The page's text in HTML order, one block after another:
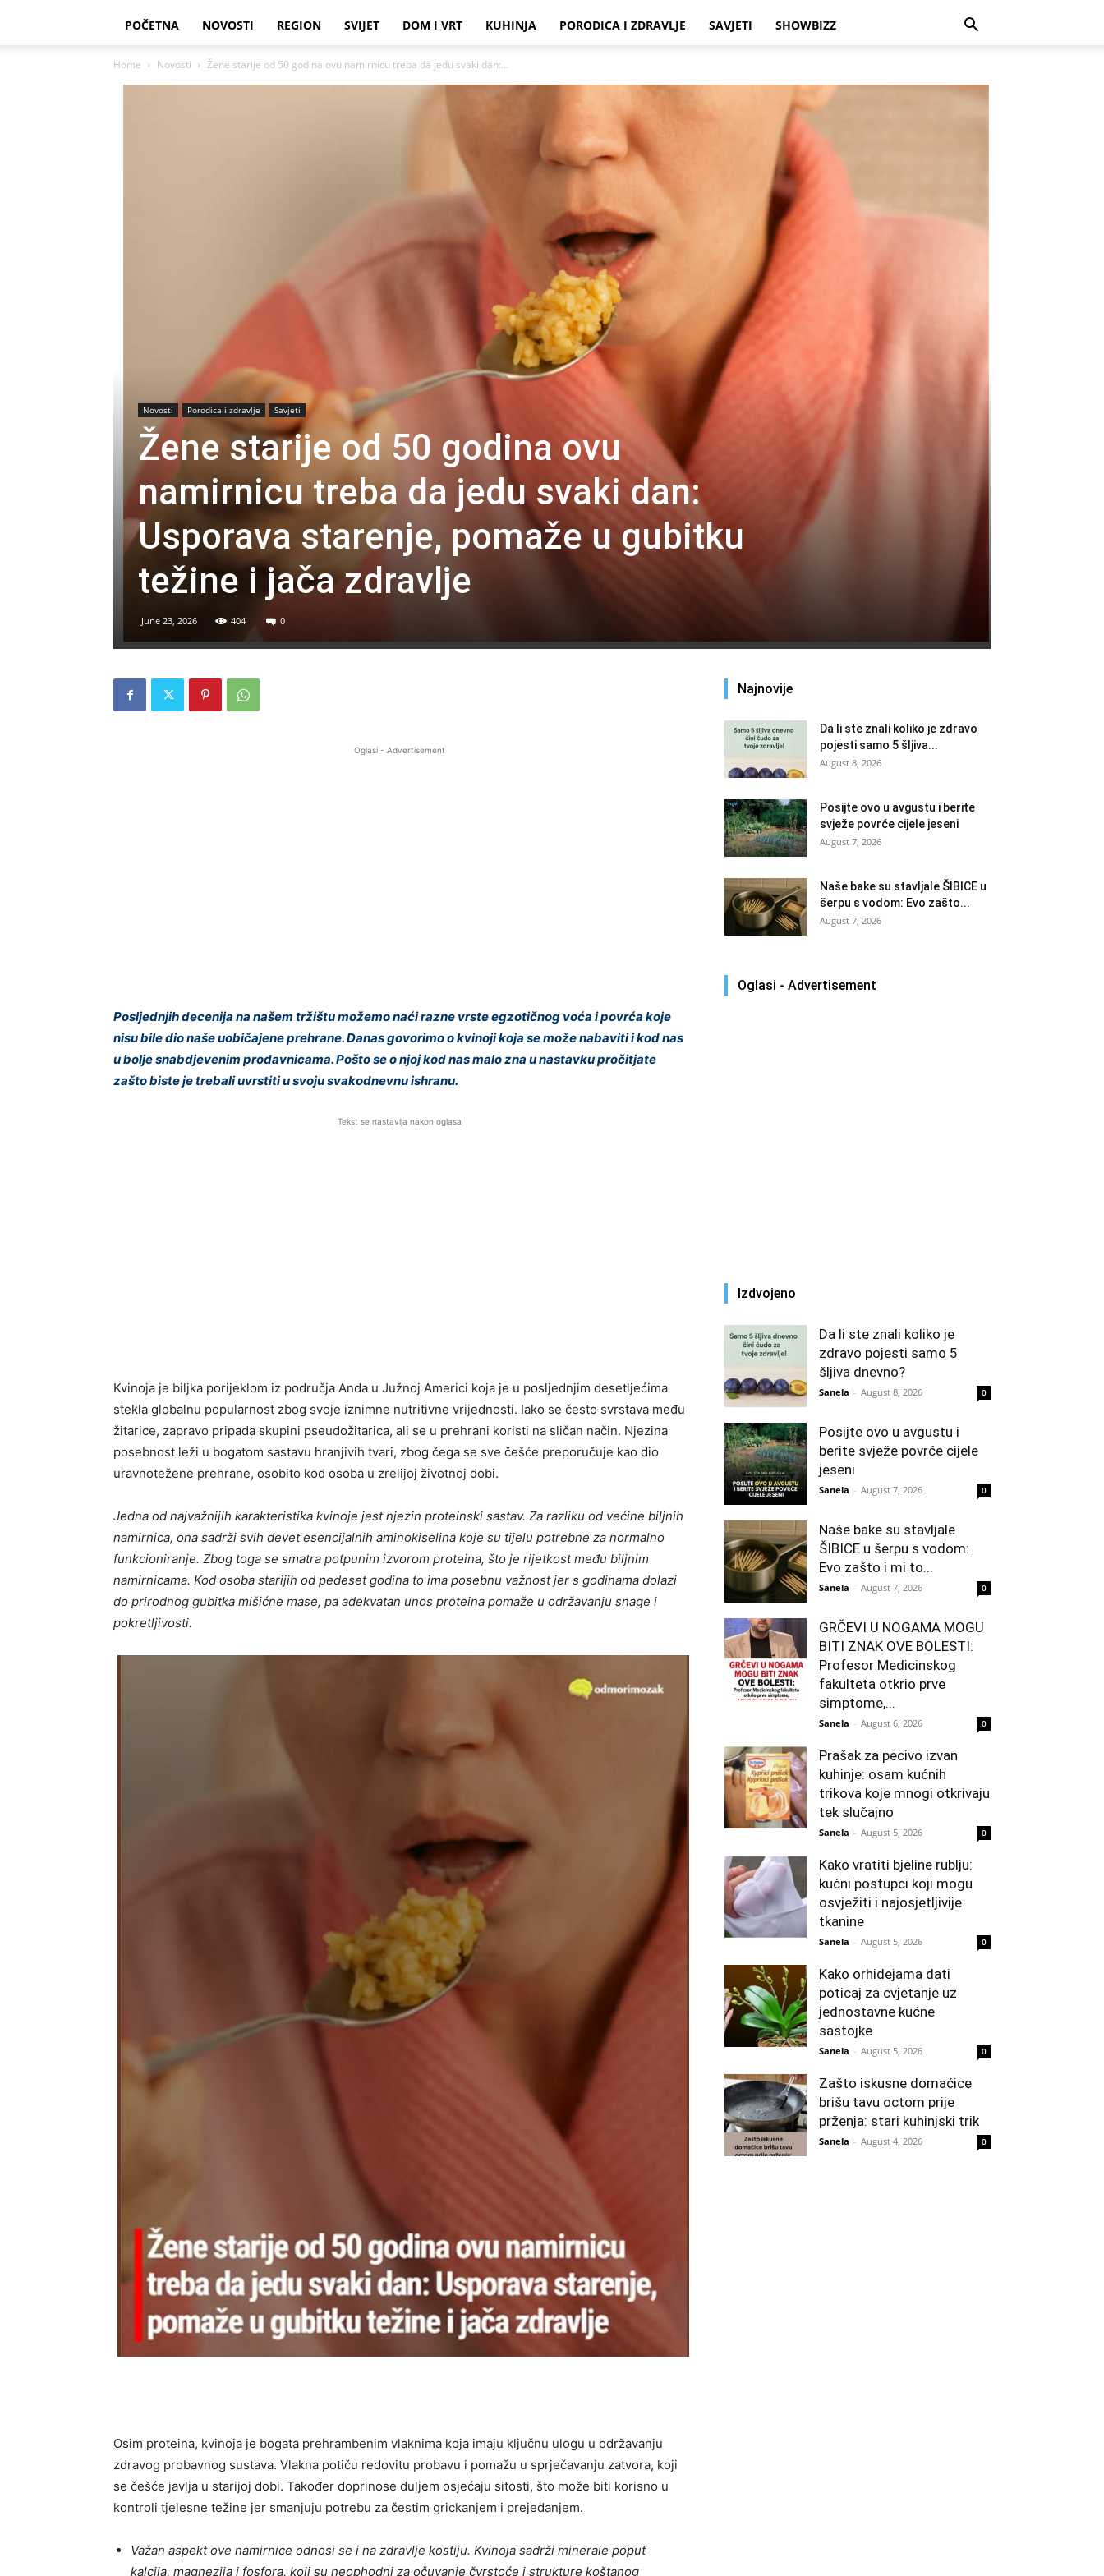
POČETNA NOVOSTI REGION SVIJET DOM I VRT KUHINJA PORODICA I ZDRAVLJE SAVJETI SHOWBIZZ
Home Novosti Žene starije od 50 godina ovu namirnicu treba da jedu svaki dan:...
Novosti Porodica i zdravlje Savjeti
Žene starije od 50 godina ovu
namirnicu treba da jedu svaki dan:
Usporava starenje, pomaže u gubitku
težine i jača zdravlje
June 23, 2026 404 0
Oglasi - Advertisement
Posljednjih decenija na našem tržištu možemo naći razne vrste egzotičnog voća i povrća koje
nisu bile dio naše uobičajene prehrane. Danas govorimo o kvinoji koja se može nabaviti i kod nas
u bolje snabdjevenim prodavnicama. Pošto se o njoj kod nas malo zna u nastavku pročitjate
zašto biste je trebali uvrstiti u svoju svakodnevnu ishranu.
Tekst se nastavlja nakon oglasa
Kvinoja je biljka porijeklom iz područja Anda u Južnoj Americi koja je u posljednjim desetljećima
stekla globalnu popularnost zbog svoje iznimne nutritivne vrijednosti. Iako se često svrstava među
žitarice, zapravo pripada skupini pseudožitarica, ali se u prehrani koristi na sličan način. Njezina
posebnost leži u bogatom sastavu hranjivih tvari, zbog čega se sve češće preporučuje kao dio
uravnotežene prehrane, osobito kod osoba u zrelijoj životnoj dobi.
Jedna od najvažnijih karakteristika kvinoje jest njezin proteinski sastav. Za razliku od većine biljnih
namirnica, ona sadrži svih devet esencijalnih aminokiselina koje su tijelu potrebne za normalno
funkcioniranje. Zbog toga se smatra potpunim izvorom proteina, što je rijetkost među biljnim
namirnicama. Kod osoba starijih od pedeset godina to ima posebnu važnost jer s godinama dolazi
do prirodnog gubitka mišićne mase, pa adekvatan unos proteina pomaže u održavanju snage i
pokretljivosti.
Osim proteina, kvinoja je bogata prehrambenim vlaknima koja imaju ključnu ulogu u održavanju
zdravog probavnog sustava. Vlakna potiču redovitu probavu i pomažu u sprječavanju zatvora, koji
se češće javlja u starijoj dobi. Također doprinose duljem osjećaju sitosti, što može biti korisno u
kontroli tjelesne težine jer smanjuju potrebu za čestim grickanjem i prejedanjem.
Važan aspekt ove namirnice odnosi se i na zdravlje kostiju. Kvinoja sadrži minerale poput
kalcija, magnezija i fosfora, koji su neophodni za očuvanje čvrstoće i strukture koštanog
Najnovije
Da li ste znali koliko je zdravo
pojesti samo 5 šljiva...
August 8, 2026
Posijte ovo u avgustu i berite
svježe povrće cijele jeseni
August 7, 2026
Naše bake su stavljale ŠIBICE u
šerpu s vodom: Evo zašto...
August 7, 2026
Oglasi - Advertisement
Izdvojeno
Da li ste znali koliko je
zdravo pojesti samo 5
šljiva dnevno?
Sanela - August 8, 2026 0
Posijte ovo u avgustu i
berite svježe povrće cijele
jeseni
Sanela - August 7, 2026 0
Naše bake su stavljale
ŠIBICE u šerpu s vodom:
Evo zašto i mi to...
Sanela - August 7, 2026 0
GRČEVI U NOGAMA MOGU
BITI ZNAK OVE BOLESTI:
Profesor Medicinskog
fakulteta otkrio prve
simptome,...
Sanela - August 6, 2026 0
Prašak za pecivo izvan
kuhinje: osam kućnih
trikova koje mnogi otkrivaju
tek slučajno
Sanela - August 5, 2026 0
Kako vratiti bjeline rublju:
kućni postupci koji mogu
osvježiti i najosjetljivije
tkanine
Sanela - August 5, 2026 0
Kako orhidejama dati
poticaj za cvjetanje uz
jednostavne kućne
sastojke
Sanela - August 5, 2026 0
Zašto iskusne domaćice
brišu tavu octom prije
prženja: stari kuhinjski trik
Sanela - August 4, 2026 0